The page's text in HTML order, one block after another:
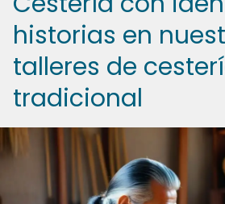
historias en
talleres de
tradicional